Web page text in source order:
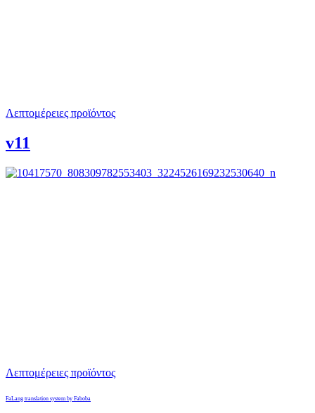
Λεπτομέρειες προϊόντος
v11
Λεπτομέρειες προϊόντος
FaLang translation system by Faboba